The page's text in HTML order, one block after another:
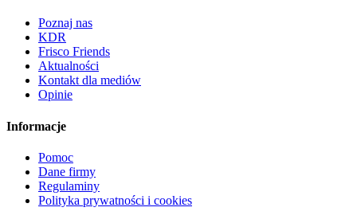
Poznaj nas
KDR
Frisco Friends
Aktualności
Kontakt dla mediów
Opinie
Informacje
Pomoc
Dane firmy
Regulaminy
Polityka prywatności i cookies